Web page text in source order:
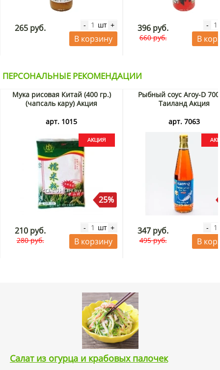
265 руб. - шт +
В корзину
396 руб.
660 руб.
-
В
ПЕРСОНАЛЬНЫЕ РЕКОМЕНДАЦИИ
Мука рисовая Китай (400 гр.)
(чапсаль кару) Акция
арт. 1015
25%
210 руб.
280 руб.
- шт +
В корзину
Рыбный соус Aroy-D
Таиланд Акция
арт. 7063
347 руб.
495 руб.
-
В
Салат из огурца и крабовых палочек